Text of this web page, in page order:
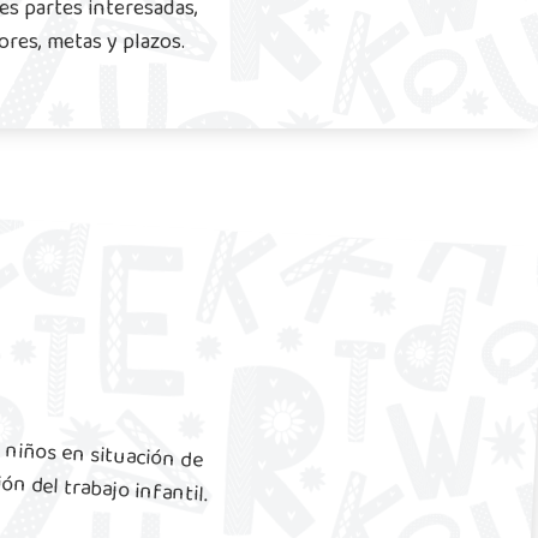
partes interesadas,
metas y plazos.
en situación de
del trabajo infantil.